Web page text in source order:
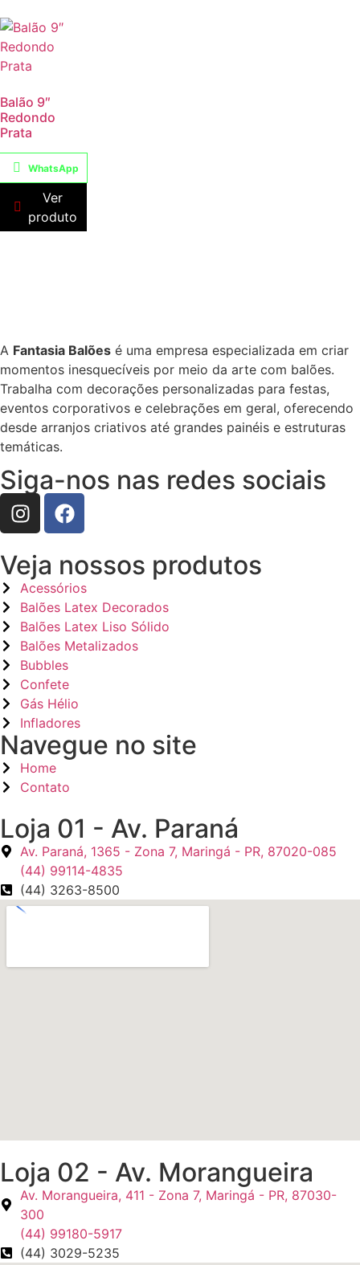
Balão 9″
Redondo
Prata
WhatsApp
Ver
produto
A Fantasia Balões é uma empresa especializada em criar
momentos inesquecíveis por meio da arte com balões.
Trabalha com decorações personalizadas para festas,
eventos corporativos e celebrações em geral, oferecendo
desde arranjos criativos até grandes painéis e estruturas
temáticas.
Siga-nos nas redes sociais
Veja nossos produtos
Acessórios
Balões Latex Decorados
Balões Latex Liso Sólido
Balões Metalizados
Bubbles
Confete
Gás Hélio
Infladores
Navegue no site
Home
Contato
Loja 01 - Av. Paraná
Av. Paraná, 1365 - Zona 7, Maringá - PR, 87020-085
(44) 99114-4835
(44) 3263-8500
Loja 02 - Av. Morangueira
Av. Morangueira, 411 - Zona 7, Maringá - PR, 87030-
300
(44) 99180-5917
(44) 3029-5235